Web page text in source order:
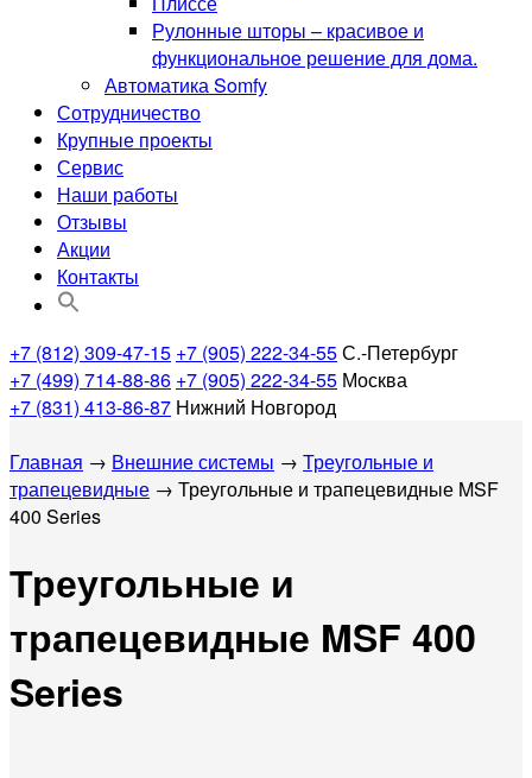
Рулонные шторы – красивое и
функциональное решение для дома.
Автоматика Somfy
Сотрудничество
Крупные проекты
Сервис
Наши работы
Отзывы
Акции
Контакты
Search
+7 (812) 309-47-15 +7 (905) 222-34-55С.-Петербург
+7 (499) 714-88-86 +7 (905) 222-34-55 Москва
+7 (831) 413-86-87 Нижний Новгород
Главная → Внешние системы → Треугольные и
трапецевидные → Треугольные и трапецевидные MSF
400 Series
Треугольные и
трапецевидные MSF 400
Series